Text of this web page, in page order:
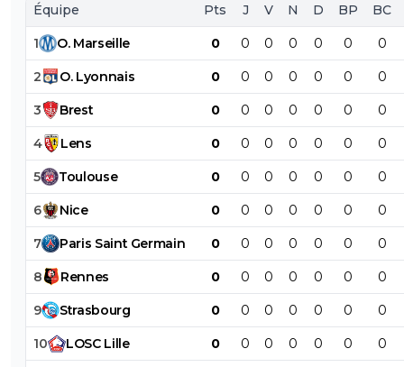
Équipe Pts J V N D BP BC
1 O. Marseille 0 0 0 0 0 0 0
2 O. Lyonnais 0 0 0 0 0 0 0
3 Brest 0 0 0 0 0 0 0
4 Lens 0 0 0 0 0 0 0
5 Toulouse 0 0 0 0 0 0 0
6 Nice 0 0 0 0 0 0 0
7 Paris Saint Germain 0 0 0 0 0 0 0
8 Rennes 0 0 0 0 0 0 0
9 Strasbourg 0 0 0 0 0 0 0
10 LOSC Lille 0 0 0 0 0 0 0